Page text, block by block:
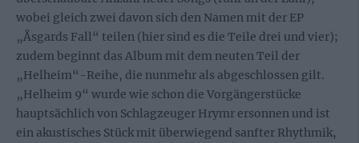
wobei gleich zwei davon sich den Namen mit der EP
„Åsgards Fall“ teilen (hier sind es die Teile drei und vier);
zudem beginnt das Album mit dem neuten Teil der
„Helheim“-Reihe, die nunmehr als abgeschlossen gilt.
„Helheim 9“ wurde wie schon die Vorgängerstücke
hauptsächlich von Schlagzeuger Hrymr ersonnen und ist
ein akustisches Stück mit überwiegend sanfter Rhythmik,